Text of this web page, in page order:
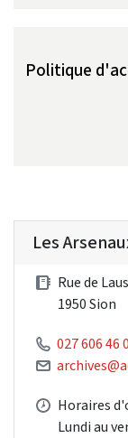
Politique
Les
Rue de
1950 Sion
027 606 46
Horaires
Lundi au